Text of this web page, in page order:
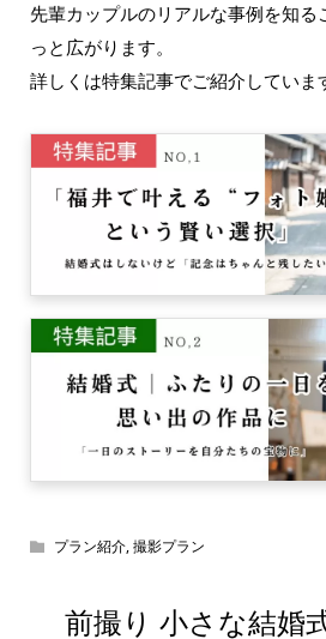
先輩カップルのリアルな事例を知る
っと広がります。
詳しくは特集記事でご紹介していま
プラン紹介,撮影プラン
前撮り 小さな結婚